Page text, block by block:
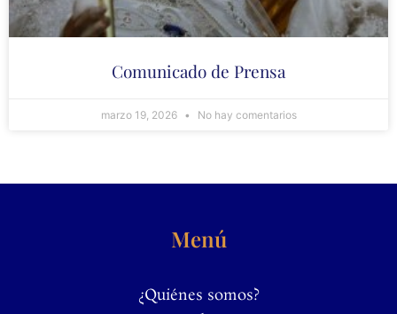
Comunicado de Prensa
marzo 19, 2026 No hay comentarios
Menú
¿Quiénes somos?